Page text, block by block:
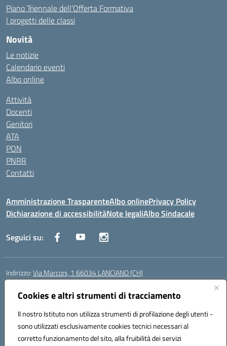
Cookies e altri strumenti di tracciamento
Il nostro Istituto non utilizza strumenti di profilazione degli utenti -
sono utilizzati esclusivamente cookies tecnici necessari al
corretto funzionamento del sito, alla fruibilità dei servizi
Piano Triennale dell’Offerta Formativa
I progetti delle classi
Novità
Le notizie
Calendario eventi
Albo online
Attività
Docenti
Genitori
ATA
PON
PNRR
Contatti
Amministrazione TrasparenteAlbo onlinePrivacy Policy
Dichiarazione di accessibilitàNote legaliAlbo Sindacale
Seguici su:
Indirizzo:Via Marconi, 1 66034 LANCIANO (CH)
Centralino:
Posta elettronica certificata (PEC):chic840006@pec.istruzione.it
Codice fiscale: 90031370696
Codice meccanografico:CHIC840006
Codice Indice delle Pubbliche Amministrazioni (IPA): istsc_chic840006